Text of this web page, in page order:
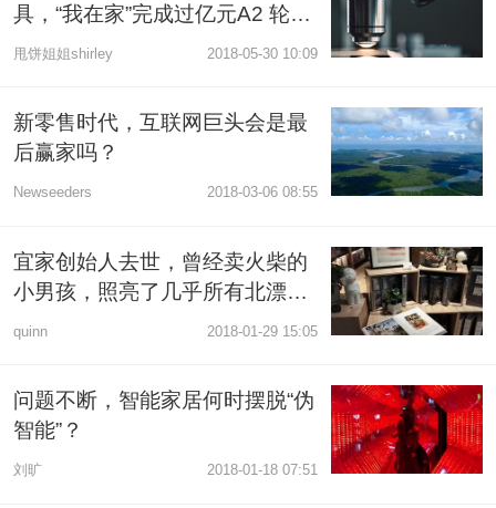
具，“我在家”完成过亿元A2 轮融
资
甩饼姐姐shirley 2018-05-30 10:09
新零售时代，互联网巨头会是最
后赢家吗？
Newseeders 2018-03-06 08:55
宜家创始人去世，曾经卖火柴的
小男孩，照亮了几乎所有北漂的
家
quinn 2018-01-29 15:05
问题不断，智能家居何时摆脱“伪
智能”？
刘旷 2018-01-18 07:51